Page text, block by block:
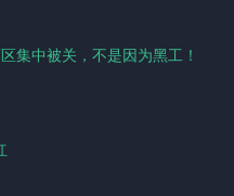
集中被关，不是因为黑工！